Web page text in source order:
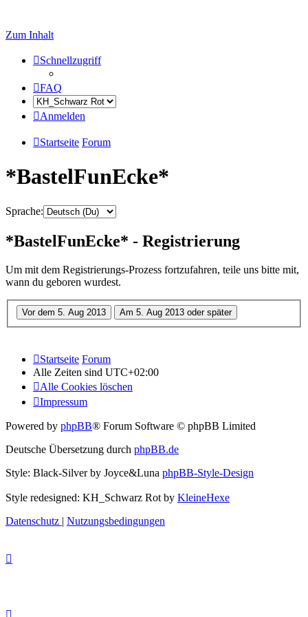
Zum Inhalt
Schnellzugriff
FAQ
Anmelden
Startseite Forum
*BastelFunEcke*
Sprache:
*BastelFunEcke* - Registrierung
Um mit dem Registrierungs-Prozess fortzufahren, teile uns bitte mit,
wann du geboren wurdest.
Startseite Forum
Alle Zeiten sind UTC+02:00
Alle Cookies löschen
Impressum
Powered by phpBB® Forum Software © phpBB Limited
Deutsche Übersetzung durch phpBB.de
Style: Black-Silver by Joyce&Luna phpBB-Style-Design
Style redesigned: KH_Schwarz Rot by KleineHexe
Datenschutz | Nutzungsbedingungen